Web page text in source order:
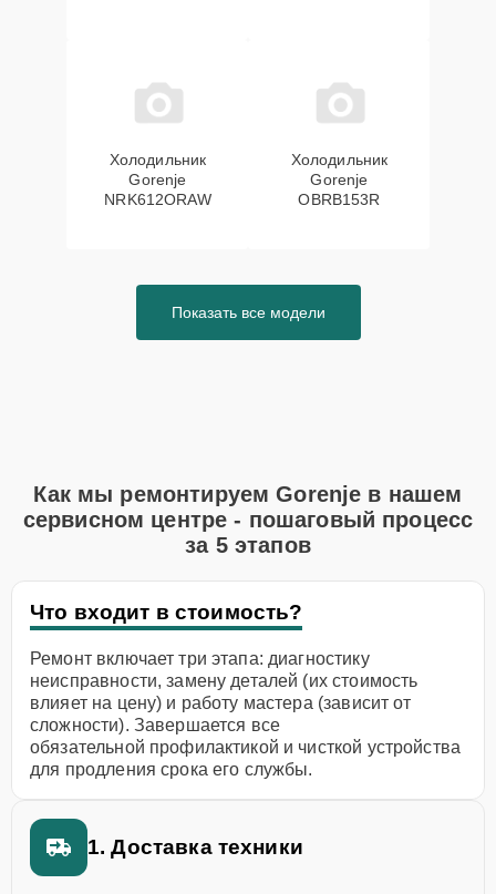
Холодильник
Gorenje
NRK612ORAW
Холодильник
Gorenje
OBRB153R
Показать все модели
Как мы ремонтируем Gorenje в нашем
сервисном центре - пошаговый процесс
за 5 этапов
Что входит в стоимость?
Ремонт включает три этапа: диагностику
неисправности, замену деталей (их стоимость
влияет на цену) и работу мастера (зависит от
сложности). Завершается все
обязательной профилактикой и чисткой устройства
для продления срока его службы.
1. Доставка техники